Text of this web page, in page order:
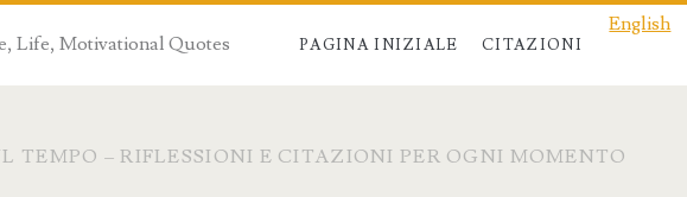
Life, Motivational Quotes PAGINA INIZIALE CITAZIONI
English
TEMPO – RIFLESSIONI E CITAZIONI PER OGNI MOMENTO